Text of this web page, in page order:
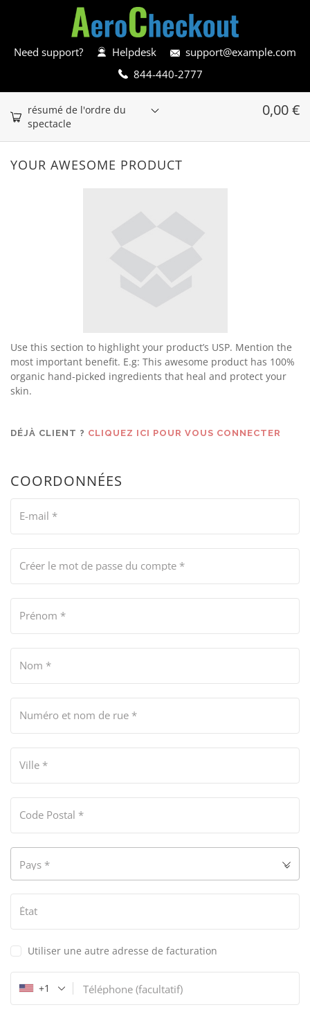
Need support? Helpdesk
support@example.com
844-440-2777
résumé de l'ordre du
spectacle
0,00€
YOUR AWESOME PRODUCT
Use this section to highlight your product’s USP. Mention the
most important benefit. E.g: This awesome product has 100%
organic hand-picked ingredients that heal and protect your
skin.
DÉJÀ CLIENT ? CLIQUEZ ICI POUR VOUS CONNECTER
COORDONNÉES
E-mail *
Créer le mot de passe du compte *
Prénom *
Nom *
Numéro et nom de rue *
Ville *
Code Postal *
Pays *
État
Utiliser une autre adresse de facturation
Téléphone (facultatif)
+1